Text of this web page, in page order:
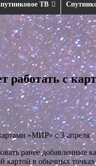
ТВ
работать с
«МИР» с 3 апреля
ранее добавленные
картой в обычных